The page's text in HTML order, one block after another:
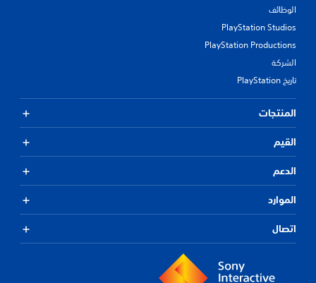
الوظائف
PlayStation Studios
PlayStation Productions
الشركة
تاريخ PlayStation
المنتجات
القيم
الدعم
الموارد
اتصال